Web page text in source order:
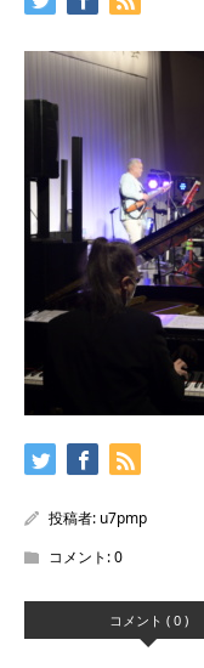
投稿者: u7pmp
コメント:0
コメント ( 0 )